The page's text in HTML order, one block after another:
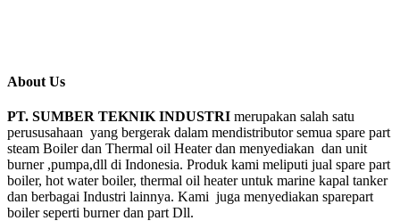
About Us
PT. SUMBER TEKNIK INDUSTRI merupakan salah satu
perususahaan yang bergerak dalam mendistributor semua spare part
steam Boiler dan Thermal oil Heater dan menyediakan dan unit
burner ,pumpa,dll di Indonesia. Produk kami meliputi jual spare part
boiler, hot water boiler, thermal oil heater untuk marine kapal tanker
dan berbagai Industri lainnya. Kami juga menyediakan sparepart
boiler seperti burner dan part Dll.